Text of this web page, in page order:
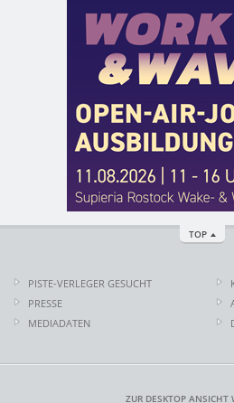
TOP
PISTE-VERLEGER GESUCHT
PRESSE
MEDIADATEN
ZUR DESKTOP ANSICHT